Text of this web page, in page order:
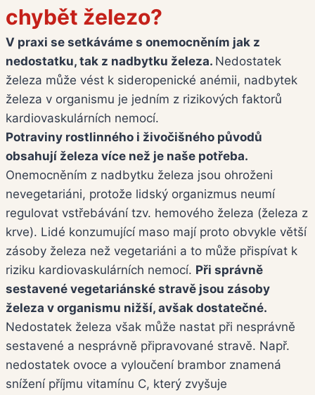
chybět železo?
V praxi se setkáváme s onemocněním jak z
nedostatku, tak z nadbytku železa. Nedostatek
železa může vést k sideropenické anémii, nadbytek
železa v organismu je jedním z rizikových faktorů
kardiovaskulárních nemocí.
Potraviny rostlinného i živočišného původů
obsahují železa více než je naše potřeba.
Onemocněním z nadbytku železa jsou ohroženi
nevegetariáni, protože lidský organizmus neumí
regulovat vstřebávání tzv. hemového železa (železa z
krve). Lidé konzumující maso mají proto obvykle větší
zásoby železa než vegetariáni a to může přispívat k
riziku kardiovaskulárních nemocí. Při správně
sestavené vegetariánské stravě jsou zásoby
železa v organismu nižší, avšak dostatečné.
Nedostatek železa však může nastat při nesprávně
sestavené a nesprávně připravované stravě. Např.
nedostatek ovoce a vyloučení brambor znamená
snížení příjmu vitamínu C, který zvyšuje